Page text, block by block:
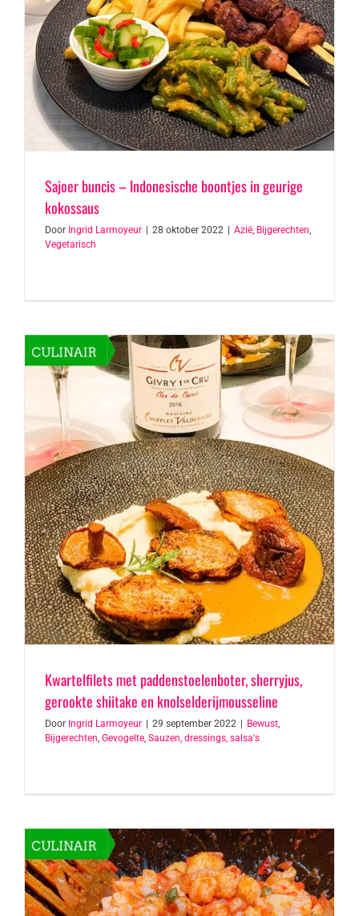
Sajoer buncis – Indonesische boontjes in geurige
kokossaus
Door Ingrid Larmoyeur 28 oktober 2022 Azië, Bijgerechten,
Vegetarisch
Kwartelfilets met paddenstoelenboter, sherryjus,
gerookte shiitake en knolselderijmousseline
Door Ingrid Larmoyeur 29 september 2022 Bewust,
Bijgerechten, Gevogelte, Sauzen, dressings, salsa's